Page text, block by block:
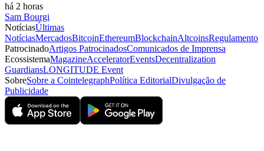
há 2 horas
Sam Bourgi
NotíciasÚltimas
NotíciasMercadosBitcoinEthereumBlockchainAltcoinsRegulamento
PatrocinadoArtigos PatrocinadosComunicados de Imprensa
EcossistemaMagazineAcceleratorEventsDecentralization
GuardiansLONGITUDE Event
SobreSobre a CointelegraphPolítica EditorialDivulgação de
Publicidade